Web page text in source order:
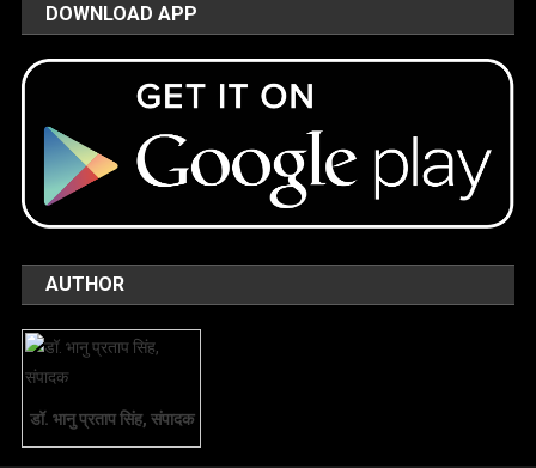
DOWNLOAD APP
AUTHOR
डॉ. भानु प्रताप सिंह, संपादक